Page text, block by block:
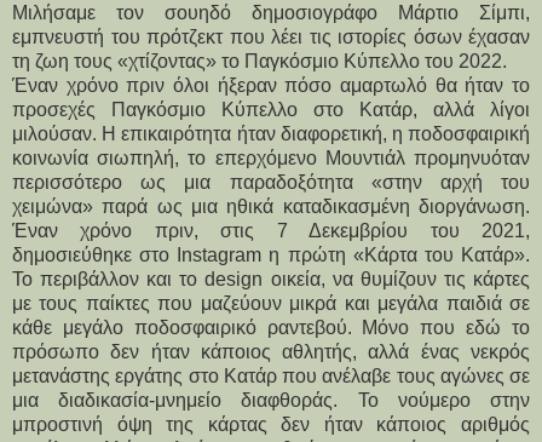
Μιλήσαμε τον σουηδό δημοσιογράφο Μάρτιο Σίμπι,
εμπνευστή του πρότζεκτ που λέει τις ιστορίες όσων έχασαν
τη ζωη τους «χτίζοντας» το Παγκόσμιο Κύπελλο του 2022.
Έναν χρόνο πριν όλοι ήξεραν πόσο αμαρτωλό θα ήταν το
προσεχές Παγκόσμιο Κύπελλο στο Κατάρ, αλλά λίγοι
μιλούσαν. Η επικαιρότητα ήταν διαφορετική, η ποδοσφαιρική
κοινωνία σιωπηλή, το επερχόμενο Μουντιάλ προμηνυόταν
περισσότερο ως μια παραδοξότητα «στην αρχή του
χειμώνα» παρά ως μια ηθικά καταδικασμένη διοργάνωση.
Έναν χρόνο πριν, στις 7 Δεκεμβρίου του 2021,
δημοσιεύθηκε στο Instagram η πρώτη «Κάρτα του Κατάρ».
Το περιβάλλον και το design οικεία, να θυμίζουν τις κάρτες
με τους παίκτες που μαζεύουν μικρά και μεγάλα παιδιά σε
κάθε μεγάλο ποδοσφαιρικό ραντεβού. Μόνο που εδώ το
πρόσωπο δεν ήταν κάποιος αθλητής, αλλά ένας νεκρός
μετανάστης εργάτης στο Κατάρ που ανέλαβε τους αγώνες σε
μια διαδικασία-μνημείο διαφθοράς. Το νούμερο στην
μπροστινή όψη της κάρτας δεν ήταν κάποιος αριθμός